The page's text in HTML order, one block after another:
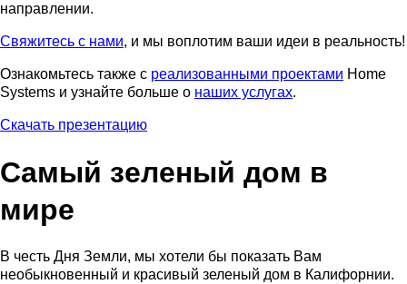
направлении.
Свяжитесь с нами, и мы воплотим ваши идеи в реальность!
Ознакомьтесь также с реализованными проектами Home
Systems и узнайте больше о наших услугах.
Скачать презентацию
Самый зеленый дом в
мире
В честь Дня Земли, мы хотели бы показать Вам
необыкновенный и красивый зеленый дом в Калифорнии.